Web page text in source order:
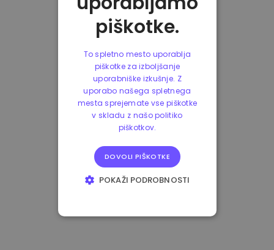
piškotke.
To spletno mesto uporablja
piškotke za izboljšanje
uporabniške izkušnje. Z
uporabo našega spletnega
mesta sprejemate vse piškotke
v skladu z našo politiko
piškotkov.
DOVOLI PIŠKOTKE
POKAŽI PODROBNOSTI